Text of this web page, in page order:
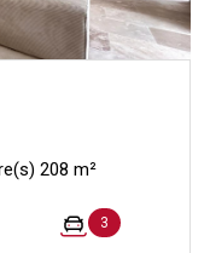
Maison 6 pièce(s) 5 chambre(s) 208 m²
3